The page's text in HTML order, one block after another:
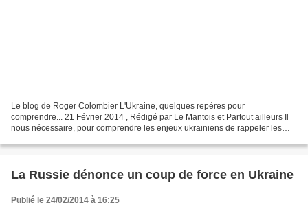
Le blog de Roger Colombier L'Ukraine, quelques repères pour
comprendre... 21 Février 2014 , Rédigé par Le Mantois et Partout ailleurs Il
nous nécessaire, pour comprendre les enjeux ukrainiens de rappeler les
La Russie dénonce un coup de force en Ukraine
Publié le 24/02/2014 à 16:25